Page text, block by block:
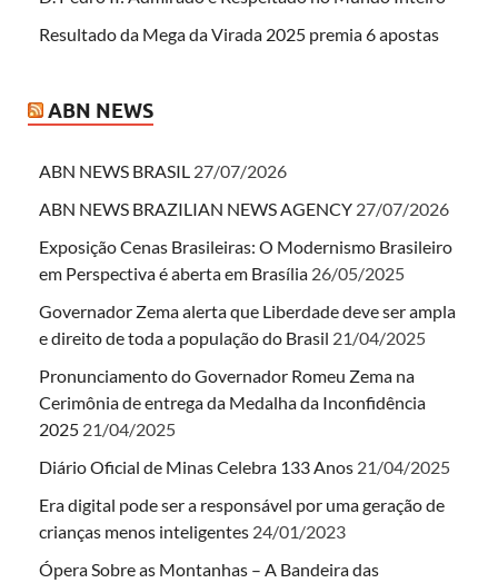
Resultado da Mega da Virada 2025 premia 6 apostas
ABN NEWS
ABN NEWS BRASIL 27/07/2026
ABN NEWS BRAZILIAN NEWS AGENCY 27/07/2026
Exposição Cenas Brasileiras: O Modernismo Brasileiro
em Perspectiva é aberta em Brasília 26/05/2025
Governador Zema alerta que Liberdade deve ser ampla
e direito de toda a população do Brasil 21/04/2025
Pronunciamento do Governador Romeu Zema na
Cerimônia de entrega da Medalha da Inconfidência
2025 21/04/2025
Diário Oficial de Minas Celebra 133 Anos 21/04/2025
Era digital pode ser a responsável por uma geração de
crianças menos inteligentes 24/01/2023
Ópera Sobre as Montanhas – A Bandeira das